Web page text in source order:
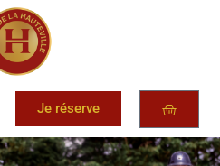
Je réserve